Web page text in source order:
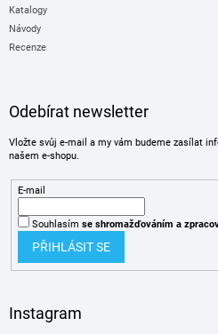
Katalogy
Návody
Recenze
Odebírat newsletter
Vložte svůj e-mail a my vám budeme zasílat
našem e-shopu.
E-mail
Souhlasím se shromažďováním a
PŘIHLÁSIT SE
Instagram